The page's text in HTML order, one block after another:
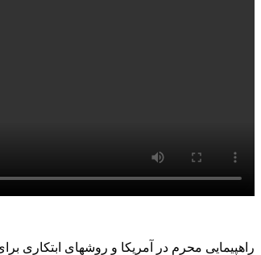
راهپیمایی محرم در آمریکا و روشهای ابتکاری